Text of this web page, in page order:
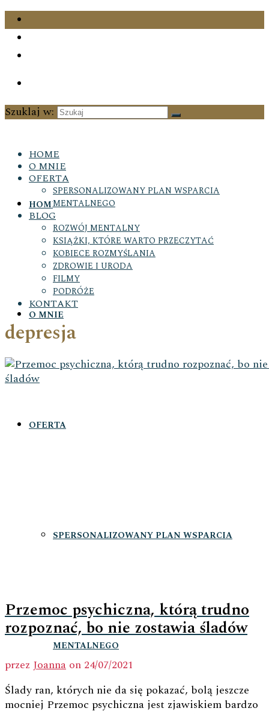
Szuklaj w:
HOME
O MNIE
OFERTA
SPERSONALIZOWANY PLAN WSPARCIA
MENTALNEGO
HOME
O MNIE
OFERTA
SPERSONALIZOWANY PLAN WSPARCIA
MENTALNEGO
BLOG
ROZWÓJ MENTALNY
KSIĄŻKI, KTÓRE WARTO PRZECZYTAĆ
KOBIECE ROZMYŚLANIA
ZDROWIE I URODA
FILMY
PODRÓŻE
KONTAKT
depresja
Przemoc psychiczna, którą trudno
rozpoznać, bo nie zostawia śladów
przez Joanna on 24/07/2021
Ślady ran, których nie da się pokazać, bolą jeszcze
mocniej Przemoc psychiczna jest zjawiskiem bardzo